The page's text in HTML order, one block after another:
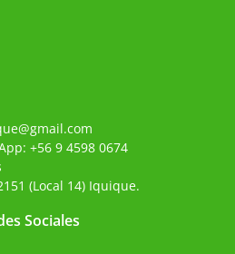
+56 9 4598 0674
(Local 14) Iquique.
Sociales